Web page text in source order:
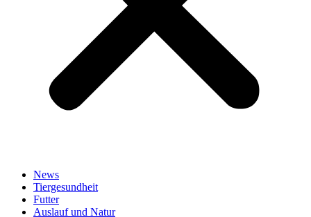
News
Tiergesundheit
Futter
Auslauf und Natur